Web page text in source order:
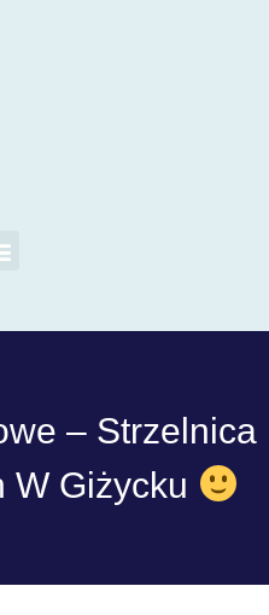
– Strzelnica
W Giżycku